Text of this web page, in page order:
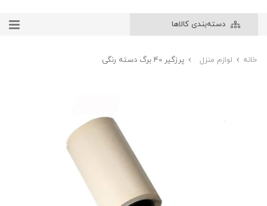
دسته‌بندی کالاها
خانه لوازم منزل پرزگیر 40 برگ دسته رنگی